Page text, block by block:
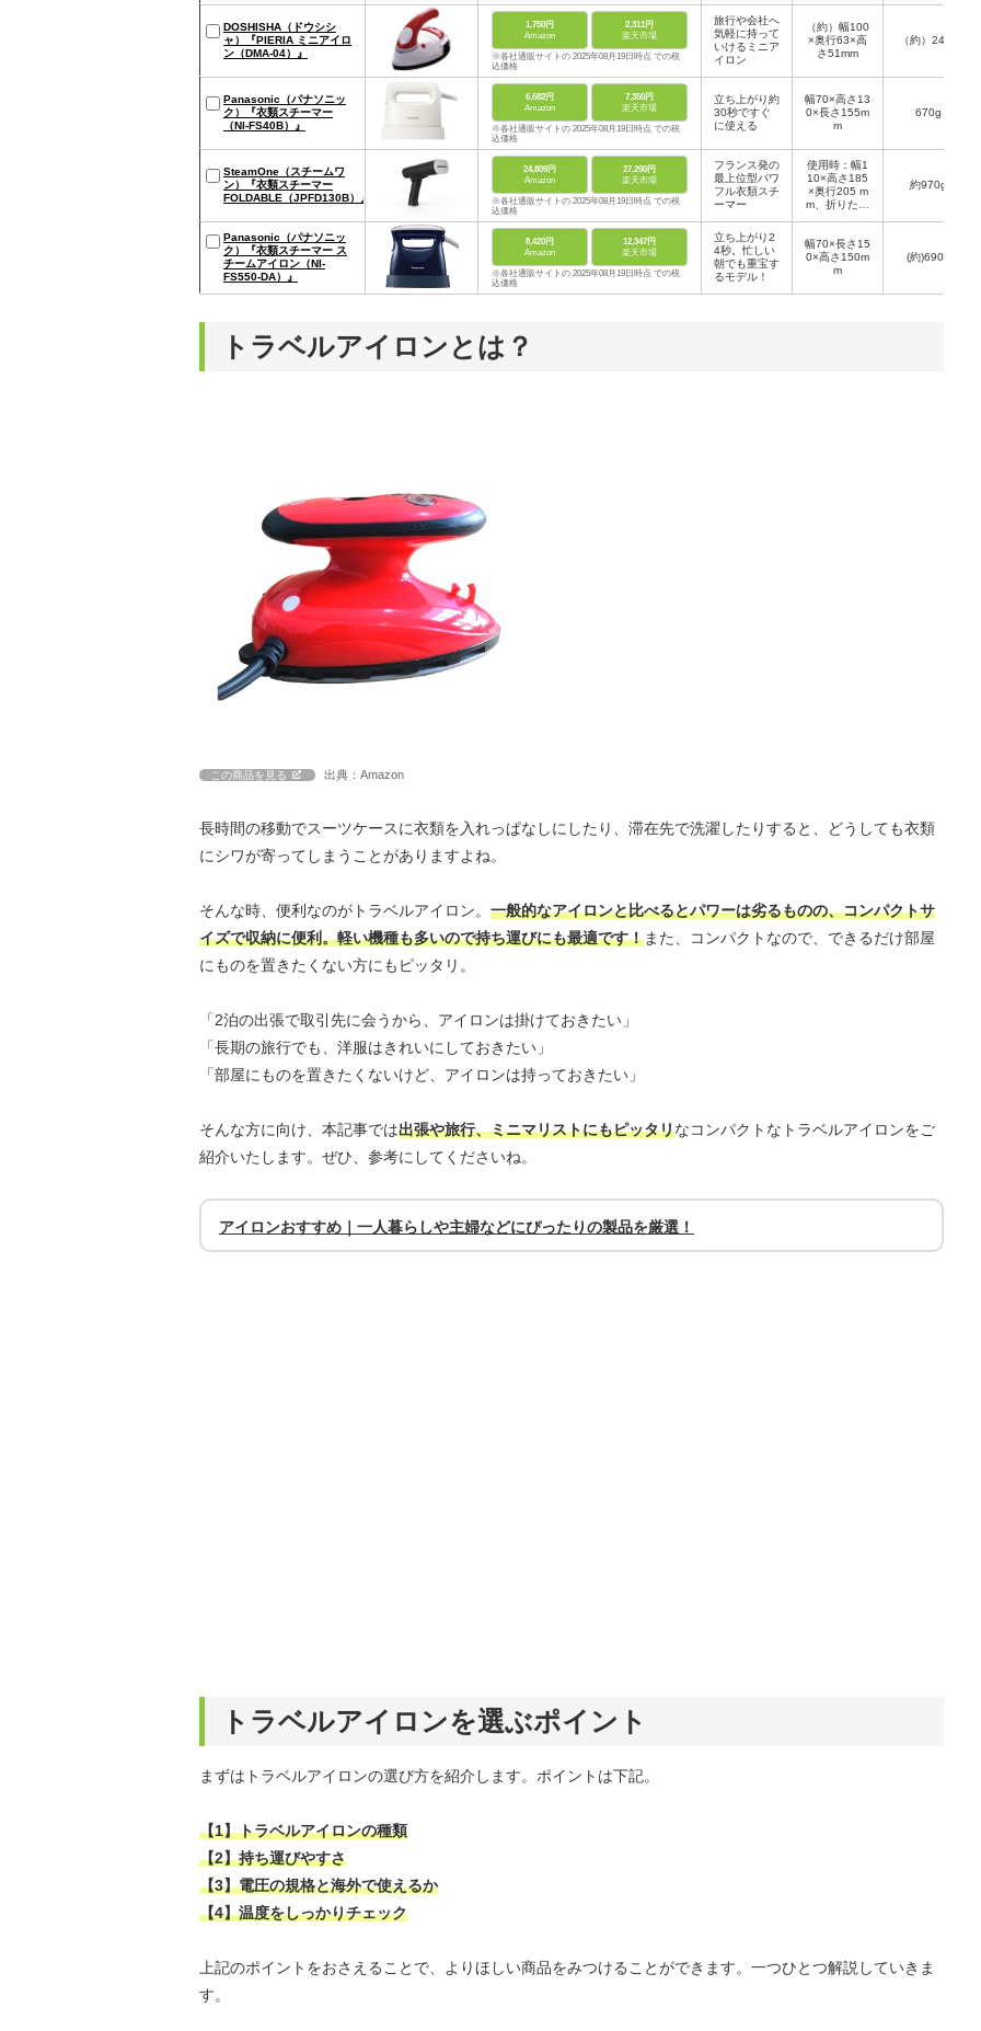
DOSHISHA（ドウシシ
ャ）『PIERIA ミニアイロ
ン（DMA-04）』
1,750円
Amazon
2,311円
楽天市場
※各社通販サイトの 2025年08月19日時点 での税
込価格
旅行や会社へ
気軽に持って
いけるミニア
イロン
（約）幅100
×奥行63×高
さ51mm
（約）246g
Panasonic（パナソニッ
ク）『衣類スチーマー
（NI-FS40B）』
6,682円
Amazon
7,350円
楽天市場
※各社通販サイトの 2025年08月19日時点 での税
込価格
立ち上がり約
30秒ですぐ
に使える
幅70×高さ13
0×長さ155m
m
670g
SteamOne（スチームワ
ン）『衣類スチーマー
FOLDABLE（JPFD130B）』
24,809円
Amazon
27,290円
楽天市場
※各社通販サイトの 2025年08月19日時点 での税
込価格
フランス発の
最上位型パワ
フル衣類スチ
ーマー
使用時：幅1
10×高さ185
×奥行205 m
m、折りたた
行115 mm
約970g
Panasonic（パナソニッ
ク）『衣類スチーマー ス
チームアイロン（NI-
FS550-DA）』
8,420円
Amazon
12,347円
楽天市場
※各社通販サイトの 2025年08月19日時点 での税
込価格
立ち上がり2
4秒。忙しい
朝でも重宝す
るモデル！
幅70×長さ15
0×高さ150m
m
(約)690g
トラベルアイロンとは？
この商品を見る 出典：Amazon
長時間の移動でスーツケースに衣類を入れっぱなしにしたり、滞在先で洗濯したりすると、どうしても衣類
にシワが寄ってしまうことがありますよね。
そんな時、便利なのがトラベルアイロン。 一般的なアイロンと比べるとパワーは劣るものの、コンパクトサ
イズで収納に便利。軽い機種も多いので持ち運びにも最適です！また、コンパクトなので、できるだけ部屋
にものを置きたくない方にもピッタリ。
「2泊の出張で取引先に会うから、アイロンは掛けておきたい」
「長期の旅行でも、洋服はきれいにしておきたい」
「部屋にものを置きたくないけど、アイロンは持っておきたい」
そんな方に向け、本記事では出張や旅行、ミニマリストにもピッタリなコンパクトなトラベルアイロンをご
紹介いたします。ぜひ、参考にしてくださいね。
アイロンおすすめ｜一人暮らしや主婦などにぴったりの製品を厳選！
トラベルアイロンを選ぶポイント
まずはトラベルアイロンの選び方を紹介します。ポイントは下記。
【1】トラベルアイロンの種類
【2】持ち運びやすさ
【3】電圧の規格と海外で使えるか
【4】温度をしっかりチェック
上記のポイントをおさえることで、よりほしい商品をみつけることができます。一つひとつ解説していきま
す。